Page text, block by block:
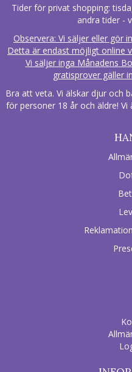
Tider för privat shopping:
andra tider -
Observera: Vi säljer eller gör
Detta är endast möjligt online
Vi säljer inga Månadens
gratisprover gäller
Bra att veta. Vi älskar djur och
för personer 18 år och äldre!